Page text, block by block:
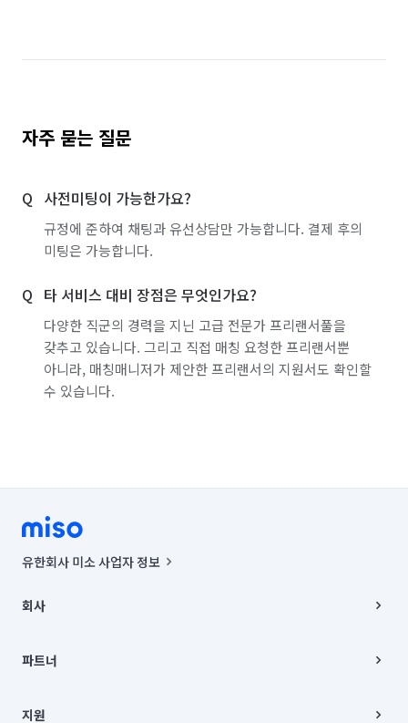
자주 묻는 질문
사전미팅이 가능한가요?
규정에 준하여 채팅과 유선상담만 가능합니다. 결제 후의
미팅은 가능합니다.
타 서비스 대비 장점은 무엇인가요?
다양한 직군의 경력을 지닌 고급 전문가 프리랜서풀을
갖추고 있습니다. 그리고 직접 매칭 요청한 프리랜서뿐
아니라, 매칭매니저가 제안한 프리랜서의 지원서도 확인할
수 있습니다.
유한회사 미소 사업자 정보
00019 |
주소 | 본사: 서울특별시 종로구 율곡로 6(중학동, 트윈트리빌딩) B동 5층
컨택센터 : 서울특별시 종로구 수송동 율곡로 24, 7층, 8층 미소
상품, 상품정보, 거래에 관한 의무와 책임은 거래당사자에게 있습니다.
회사
채용
파트너
이사
지원